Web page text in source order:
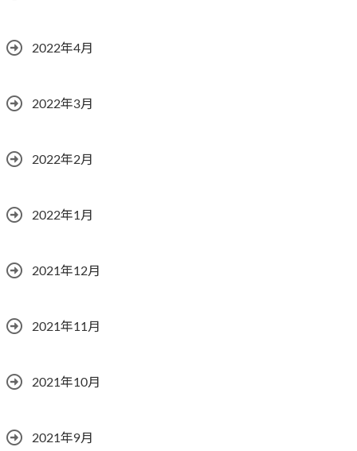
2022年4月
2022年3月
2022年2月
2022年1月
2021年12月
2021年11月
2021年10月
2021年9月